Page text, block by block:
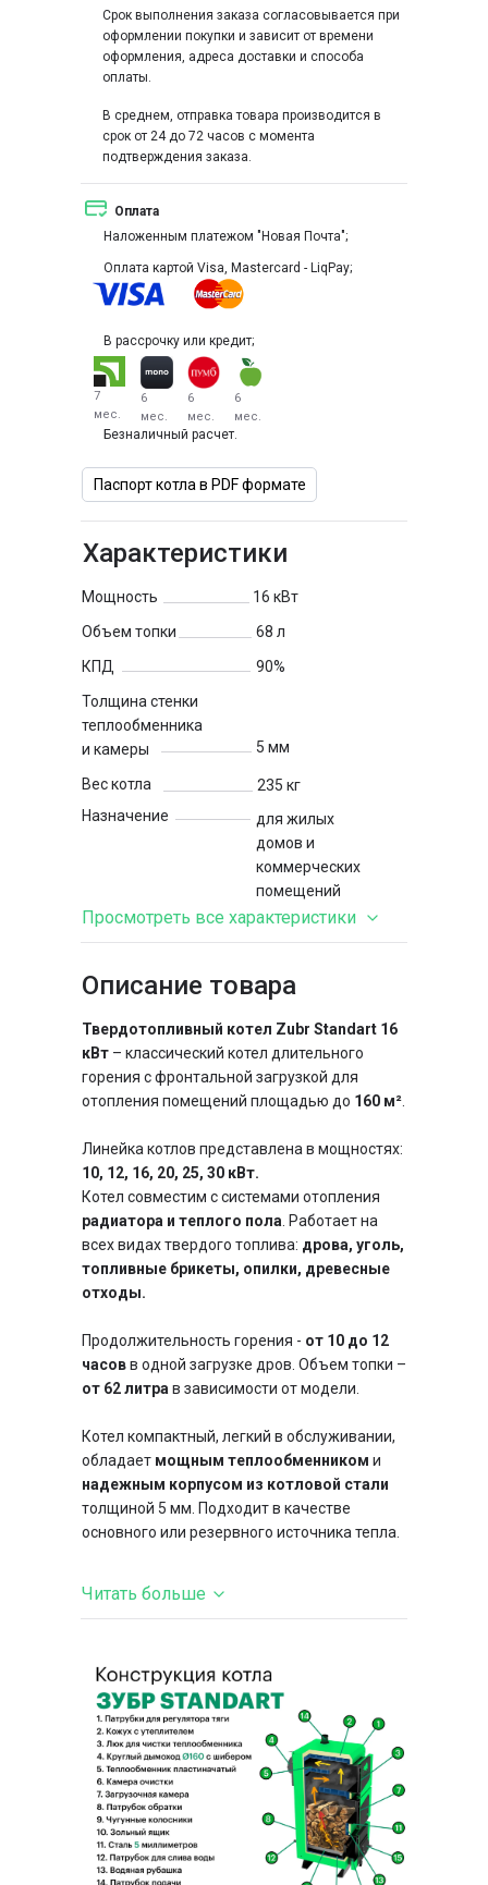
Оплата
Наложенным платежом "Новая Почта";
Оплата картой Visa, Mastercard - LiqPay;
В рассрочку или кредит;
Безналичный расчет.
7
мес.
6
мес.
6
мес.
6
мес.
Срок выполнения заказа согласовывается при
оформлении покупки и зависит от времени
оформления, адреса доставки и способа
оплаты.
В среднем, отправка товара производится в
срок от 24 до 72 часов с момента
подтверждения заказа.
Паспорт котла в PDF формате
Характеристики
Объем топки 68 л
Вес котла 235 кг
КПД
90%
Толщина стенки
теплообменника
и камеры
5 мм
Назначение
для жилых
домов и
коммерческих
помещений
Мощность 16 кВт
Просмотреть все характеристики
Тип котла
длительного горения,
Особенности
утепленный,
энергонезависимый, с
боковой загрузкой
чугунные
Теплообменник трубчатый
Твердотопливный котел Zubr Standart 16
кВт – классический котел длительного
горения с фронтальной загрузкой для
отопления помещений площадью до 160 м²
Линейка котлов представлена ​​в мощностях:
10, 12, 16, 20, 25, 30 кВт.
Котел совместим с системами отопления
радиатора и теплого пола . Работает на
всех видах твердого топлива: дрова, уголь,
топливные брикеты, опилки, древесные
отходы.
Продолжительность горения - от 10 до 12
часовв одной загрузке дров. Объем топки –
от 62 литра в зависимости от модели.
Котел компактный, легкий в обслуживании,
обладает мощным теплообменником и
надежным корпусом из котловой стали
толщиной 5 мм. Подходит в качестве
основного или резервного источника тепла.
Описание товара
Читать больше
Особенности конструкции:
• Классическая конструкция с тремя
фронтальными дверцами:
Верхние– для чистки
теплообменника.
Средние
– для загрузки топлива,
дверца наклонена для удобства и
предотвращения задымления.
Нижние
– доступ к зольной камере и